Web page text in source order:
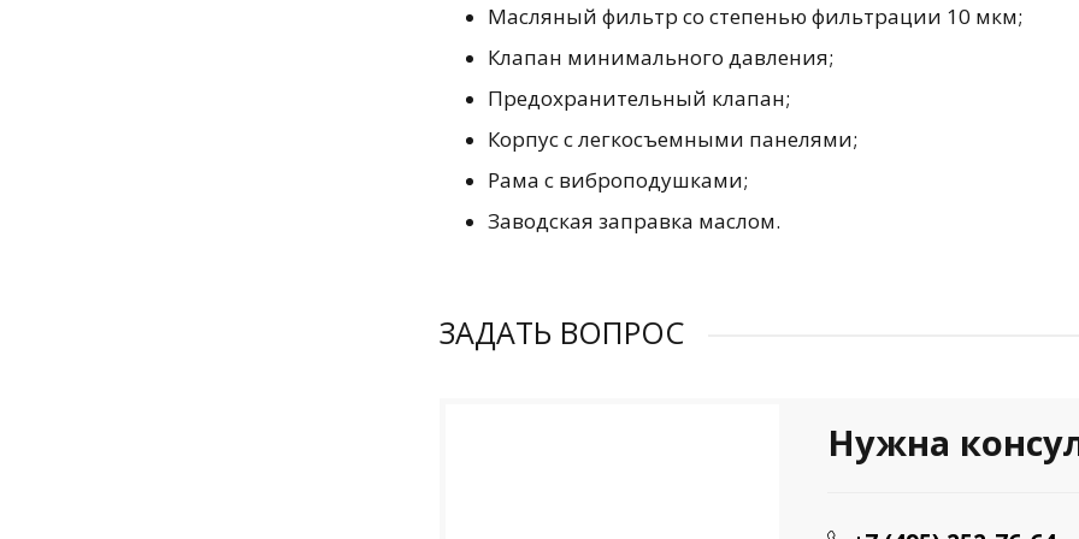
Масляный фильтр со степенью фильтрации 10 мкм;
Клапан минимального давления;
Предохранительный клапан;
Корпус с легкосъемными панелями;
Рама с виброподушками;
Заводская заправка маслом.
ЗАДАТЬ ВОПРОС
Нужна